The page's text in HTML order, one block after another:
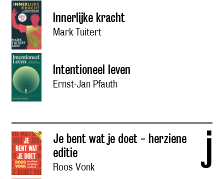
Innerlijke kracht
Mark Tuitert
Intentioneel leven
Ernst-Jan Pfauth
j
Je bent wat je doet - herziene
editie
Roos Vonk